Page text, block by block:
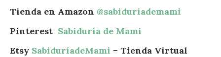
Tienda en Amazon @sabiduriademami
Pinterest Sabiduría de Mami
Etsy SabiduríadeMami – Tienda Virtual